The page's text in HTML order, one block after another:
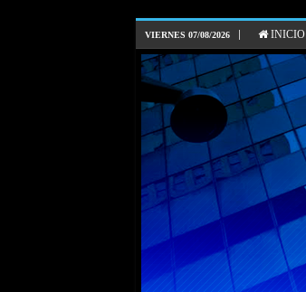
VIERNES 07/08/2026 INICIO